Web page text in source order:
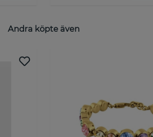
Andra köpte även